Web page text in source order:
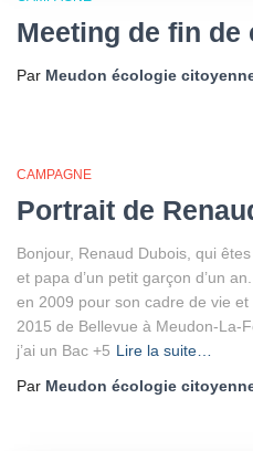
Meeting de fin de
Par Meudon écologie
CAMPAGNE
Portrait de
Bonjour, Renaud Dubois, qui
et papa d’un petit garçon d’un
en 2009 pour son cadre de vie
2015 de Bellevue à Meudon-La-
j’ai un Bac +5 Lire la suite…
Par Meudon écologie